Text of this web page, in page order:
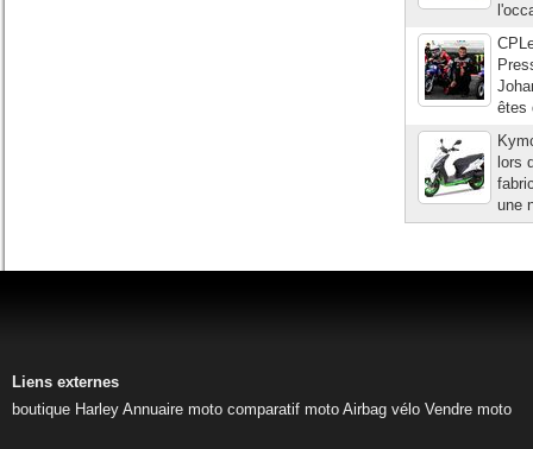
êtes
lors
une
Liens externes
boutique Harley Annuaire moto comparatif moto Airbag vélo Vendre moto